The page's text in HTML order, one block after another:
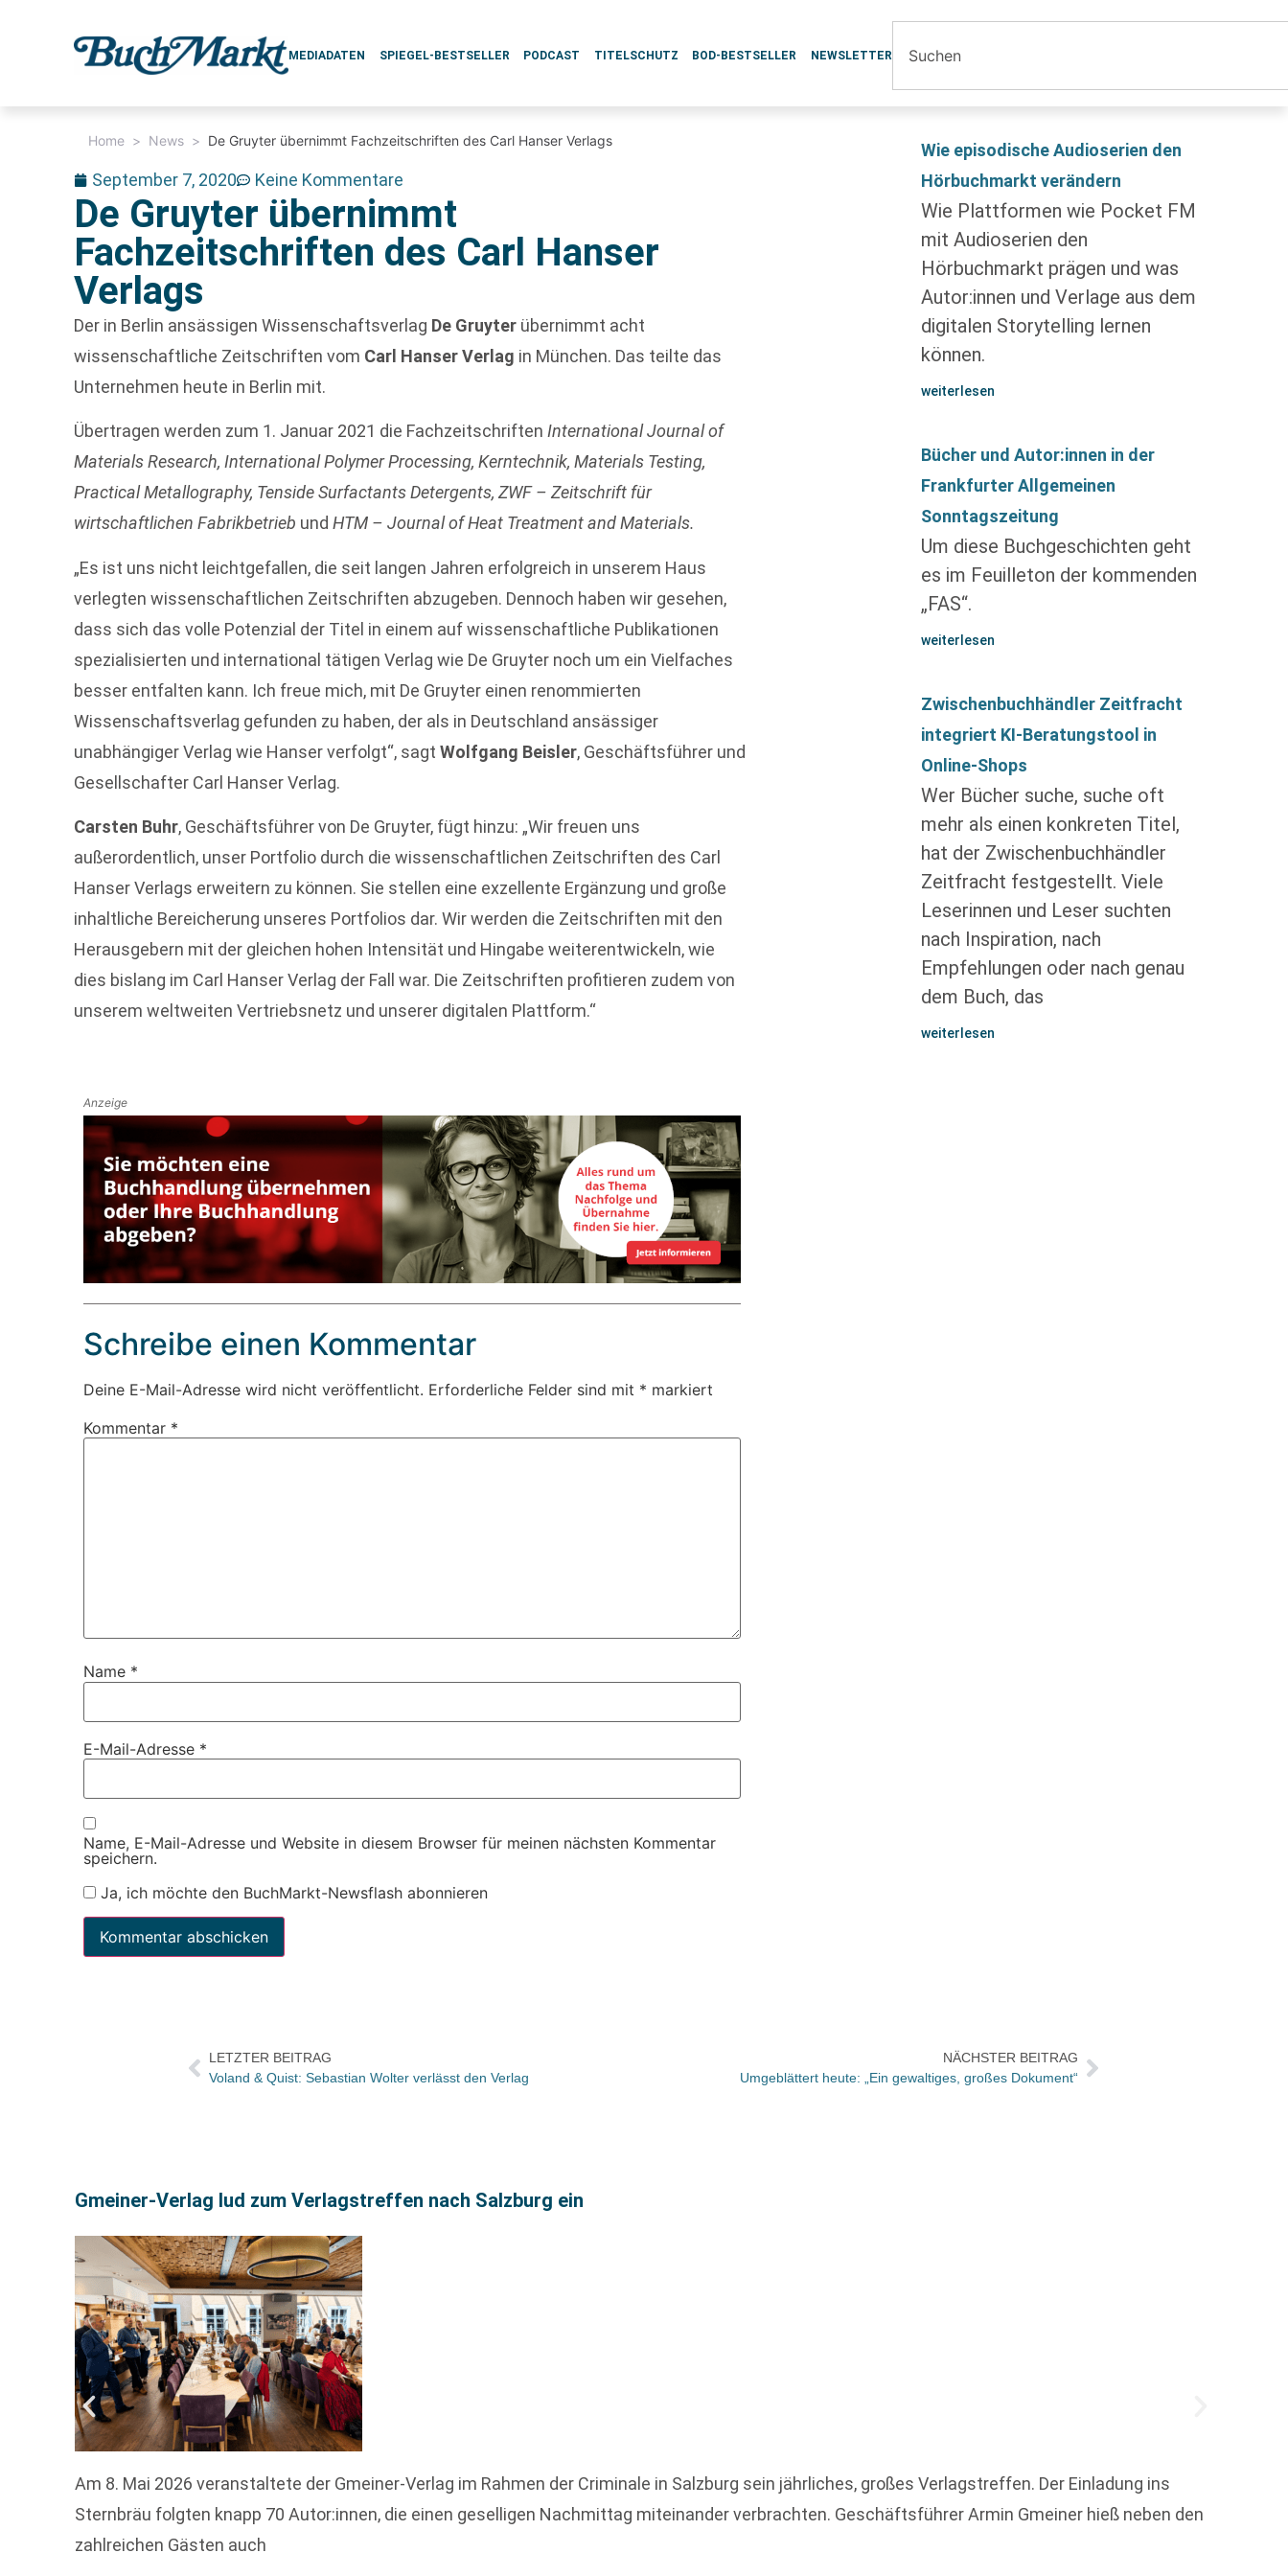
MEDIADATEN SPIEGEL-BESTSELLER PODCAST TITELSCHUTZ BOD-BESTSELLER NEWSLETTER
Home > News > De Gruyter übernimmt Fachzeitschriften des Carl Hanser Verlags
September 7, 2020 Keine Kommentare
De Gruyter übernimmt
Fachzeitschriften des Carl Hanser
Verlags
Der in Berlin ansässigen Wissenschaftsverlag De Gruyter übernimmt acht
wissenschaftliche Zeitschriften vom Carl Hanser Verlag in München. Das teilte das
Unternehmen heute in Berlin mit.
Übertragen werden zum 1. Januar 2021 die FachzeitschriftenInternational Journal of
Materials Research, International Polymer Processing, Kerntechnik, Materials Testing,
Practical Metallography, Tenside Surfactants Detergents, ZWF – Zeitschrift für
wirtschaftlichen Fabrikbetrieb undHTM – Journal of Heat Treatment and Materials.
„Es ist uns nicht leichtgefallen, die seit langen Jahren erfolgreich in unserem Haus
verlegten wissenschaftlichen Zeitschriften abzugeben. Dennoch haben wir gesehen,
dass sich das volle Potenzial der Titel in einem auf wissenschaftliche Publikationen
spezialisierten und international tätigen Verlag wie De Gruyter noch um ein Vielfaches
besser entfalten kann. Ich freue mich, mit De Gruyter einen renommierten
Wissenschaftsverlag gefunden zu haben, der als in Deutschland ansässiger
unabhängiger Verlag wie Hanser verfolgt“, sagtWolfgang Beisler, Geschäftsführer und
Gesellschafter Carl Hanser Verlag.
Carsten Buhr, Geschäftsführer von De Gruyter, fügt hinzu: „Wir freuen uns
außerordentlich, unser Portfolio durch die wissenschaftlichen Zeitschriften des Carl
Hanser Verlags erweitern zu können. Sie stellen eine exzellente Ergänzung und große
inhaltliche Bereicherung unseres Portfolios dar. Wir werden die Zeitschriften mit den
Herausgebern mit der gleichen hohen Intensität und Hingabe weiterentwickeln, wie
dies bislang im Carl Hanser Verlag der Fall war. Die Zeitschriften profitieren zudem von
unserem weltweiten Vertriebsnetz und unserer digitalen Plattform.“
Anzeige
Schreibe einen Kommentar
Deine E-Mail-Adresse wird nicht veröffentlicht. Erforderliche Felder sind mit * markiert
Kommentar *
Name *
E-Mail-Adresse *
Name, E-Mail-Adresse und Website in diesem Browser für meinen nächsten Kommentar
speichern.
Ja, ich möchte den BuchMarkt-Newsflash abonnieren
Wie episodische Audioserien den
Hörbuchmarkt verändern
Wie Plattformen wie Pocket FM
mit Audioserien den
Hörbuchmarkt prägen und was
Autor:innen und Verlage aus dem
digitalen Storytelling lernen
können.
weiterlesen
Bücher und Autor:innen in der
Frankfurter Allgemeinen
Sonntagszeitung
Um diese Buchgeschichten geht
es im Feuilleton der kommenden
„FAS“.
weiterlesen
Zwischenbuchhändler Zeitfracht
integriert KI-Beratungstool in
Online-Shops
Wer Bücher suche, suche oft
mehr als einen konkreten Titel,
hat der Zwischenbuchhändler
Zeitfracht festgestellt. Viele
Leserinnen und Leser suchten
nach Inspiration, nach
Empfehlungen oder nach genau
dem Buch, das
weiterlesen
LETZTER BEITRAG
Voland & Quist: Sebastian Wolter verlässt den Verlag
NÄCHSTER BEITRAG
Umgeblättert heute: „Ein gewaltiges, großes Dokument“
Gmeiner-Verlag lud zum Verlagstreffen nach Salzburg ein
Am 8. Mai 2026 veranstaltete der Gmeiner-Verlag im Rahmen der Criminale in Salzburg sein jährliches, großes Verlagstreffen. Der Einladung ins
Sternbräu folgten knapp 70 Autor:innen, die einen geselligen Nachmittag miteinander verbrachten. Geschäftsführer Armin Gmeiner hieß neben den
zahlreichen Gästen auch